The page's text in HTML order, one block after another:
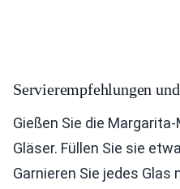
Servierempfehlungen
Gießen Sie die
Gläser. Füllen Sie sie
Garnieren Sie jedes